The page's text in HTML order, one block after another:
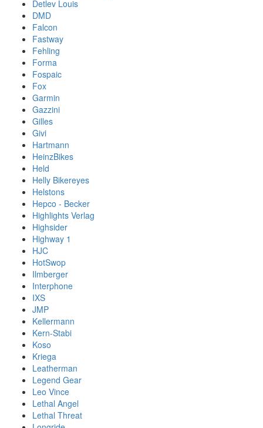
Detlev Louis
DMD
Falcon
Fastway
Fehling
Forma
Fospaic
Fox
Garmin
Gazzini
Gilles
Givi
Hartmann
HeinzBikes
Held
Helly Bikereyes
Helstons
Hepco - Becker
Highlights Verlag
Highsider
Highway 1
HJC
HotSwop
Ilmberger
Interphone
IXS
JMP
Kellermann
Kern-Stabi
Koso
Kriega
Leatherman
Legend Gear
Leo Vince
Lethal Angel
Lethal Threat